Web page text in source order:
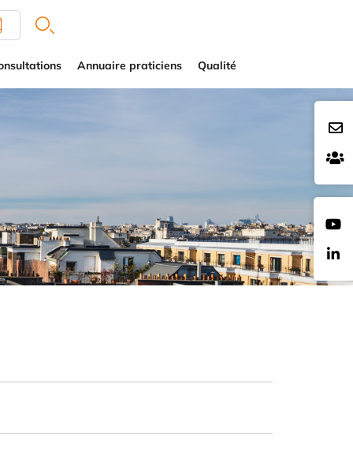
Annuaire praticiens Qualité